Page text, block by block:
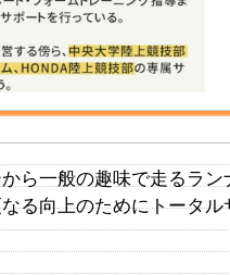
ら一般の趣味で走るラ
る向上のためにトータ